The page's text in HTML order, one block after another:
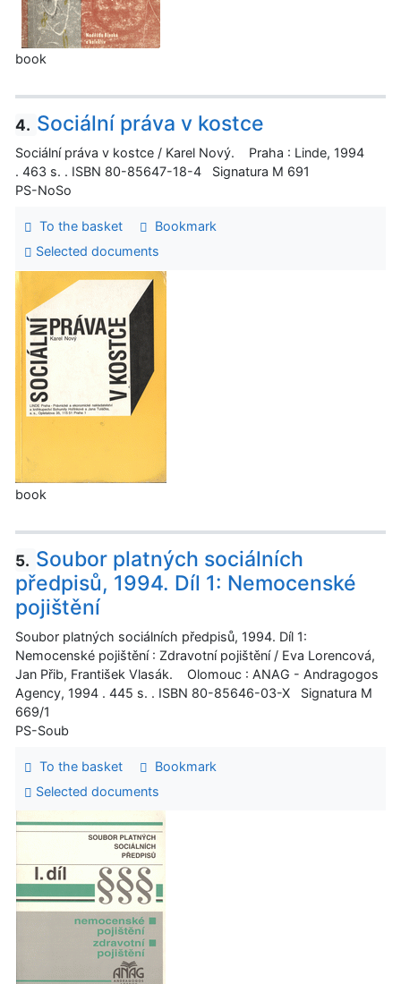
book
4. Sociální práva v kostce
Sociální práva v kostce / Karel Nový. Praha : Linde, 1994
. 463 s. . ISBN 80-85647-18-4 Signatura M 691
PS-NoSo
To the basket
Bookmark
Selected documents
book
5. Soubor platných sociálních
předpisů, 1994. Díl 1: Nemocenské
pojištění
Soubor platných sociálních předpisů, 1994. Díl 1:
Nemocenské pojištění : Zdravotní pojištění / Eva Lorencová,
Jan Přib, František Vlasák. Olomouc : ANAG - Andragogos
Agency, 1994 . 445 s. . ISBN 80-85646-03-X Signatura M
669/1
PS-Soub
To the basket
Bookmark
Selected documents